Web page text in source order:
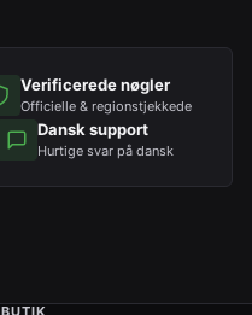
Verificerede nøgler
Officielle & regionstjekkede
Dansk support
Hurtige svar på dansk
BUTIK